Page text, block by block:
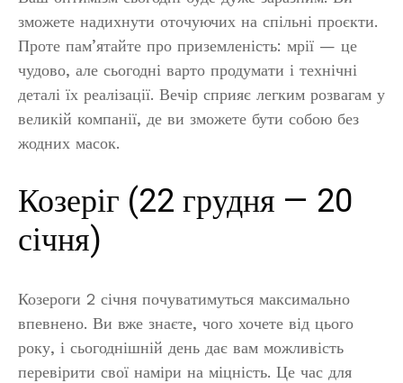
зможете надихнути оточуючих на спільні проєкти.
Проте пам’ятайте про приземленість: мрії — це
чудово, але сьогодні варто продумати і технічні
деталі їх реалізації. Вечір сприяє легким розвагам у
великій компанії, де ви зможете бути собою без
жодних масок.
Козеріг (22 грудня — 20
січня)
Козероги 2 січня почуватимуться максимально
впевнено. Ви вже знаєте, чого хочете від цього
року, і сьогоднішній день дає вам можливість
перевірити свої наміри на міцність. Це час для